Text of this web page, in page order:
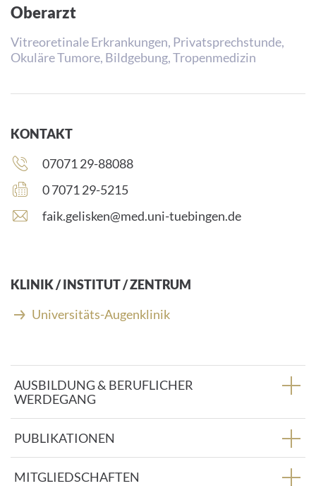
Oberarzt
Vitreoretinale Erkrankungen, Privatsprechstunde,
Okuläre Tumore, Bildgebung, Tropenmedizin
KONTAKT
Telefonnummer:
07071 29-88088
Faxnummer:
0 7071 29-5215
E
i
l
A
e
s
s
e
:
faik.gelisken@med.uni-tuebingen.de
KLINIK / INSTITUT / ZENTRUM
Universitäts-Augenklinik
AUSBILDUNG & BERUFLICHER
WERDEGANG
PUBLIKATIONEN
MITGLIEDSCHAFTEN